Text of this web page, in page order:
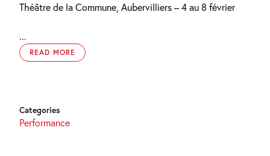
Théâtre de la Commune, Aubervilliers – 4 au 8 février
...
READ MORE
Categories
Performance